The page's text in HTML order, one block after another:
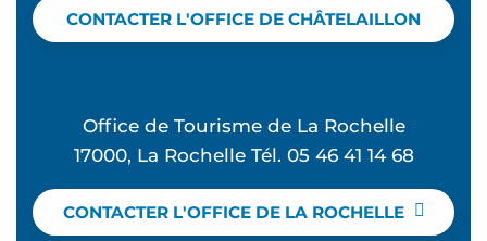
CONTACTER L'OFFICE DE CHÂTELAILLON
Office de Tourisme de La Rochelle
17000, La Rochelle Tél. 05 46 41 14 68
CONTACTER L'OFFICE DE LA ROCHELLE